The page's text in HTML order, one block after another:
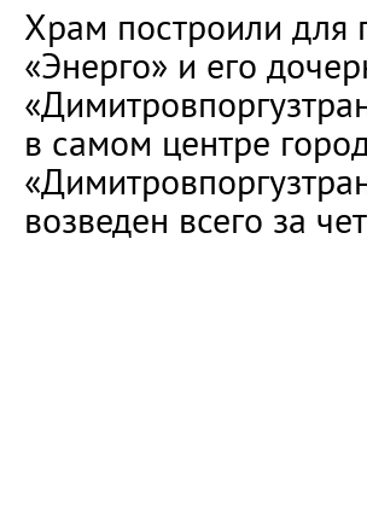
Храм построили
«Энерго» и его
в самом центре
возведен всего за